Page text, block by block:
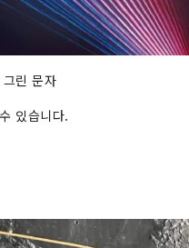
린 문자
있습니다.